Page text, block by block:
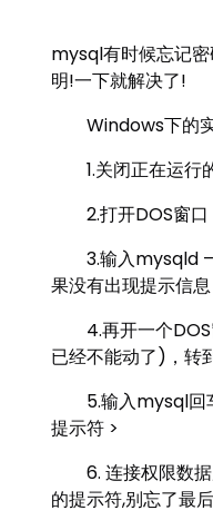
mysql有时候忘记
明!一下就解决了!
Windows下的实
1.关闭正在运行的
2.打开DOS窗口
3.输入mysqld
果没有出现提示信息
4.再开一个DOS
已经不能动了)，转
5.输入mysql回
提示符 >
6. 连接权限数据
的提示符,别忘了最